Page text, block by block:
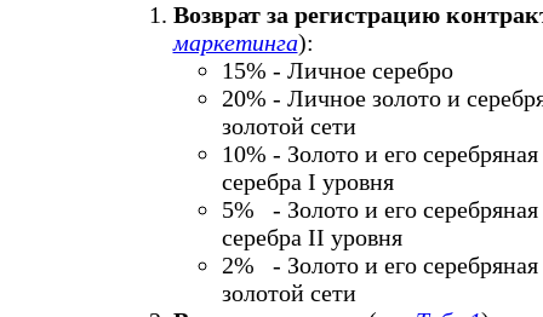
Возврат за регистрацию
маркетинга):
15% - Личное серебро
20% - Личное золото и
золотой сети
10% - Золото и его
серебра I уровня
5% - Золото и его
серебра II уровня
2% - Золото и его
золотой сети